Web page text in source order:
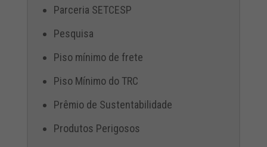
Parceria SETCESP
Pesquisa
Piso mínimo de frete
Piso Mínimo do TRC
Prêmio de Sustentabilidade
Produtos Perigosos